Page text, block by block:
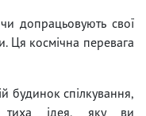
допрацьовують свої
Ця космічна перевага
будинок спілкування,
тиха ідея, яку ви